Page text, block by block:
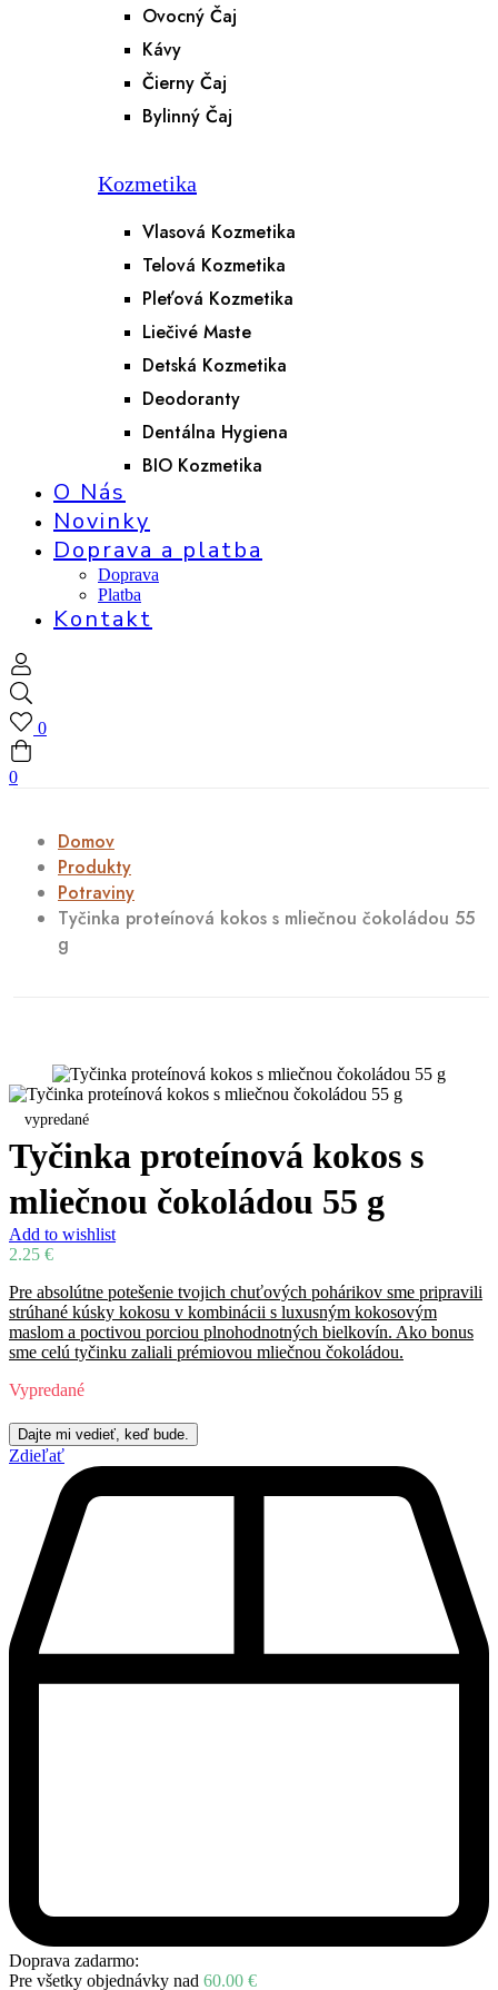
Ovocný Čaj
Kávy
Čierny Čaj
Bylinný Čaj
Kozmetika
Vlasová Kozmetika
Telová Kozmetika
Pleťová Kozmetika
Liečivé Maste
Detská Kozmetika
Deodoranty
Dentálna Hygiena
BIO Kozmetika
O Nás
Novinky
Doprava a platba
Doprava
Platba
Kontakt
0
0
Domov
Produkty
Potraviny
Tyčinka proteínová kokos s mliečnou čokoládou 55
g
vypredané
Tyčinka proteínová kokos s
mliečnou čokoládou 55 g
Add to wishlist
2.25 €
Pre absolútne potešenie tvojich chuťových pohárikov sme pripravili
strúhané kúsky kokosu v kombinácii s luxusným kokosovým
maslom a poctivou porciou plnohodnotných bielkovín. Ako bonus
sme celú tyčinku zaliali prémiovou mliečnou čokoládou.
Vypredané
Zdieľať
Doprava zadarmo:
Pre všetky objednávky nad 60.00 €